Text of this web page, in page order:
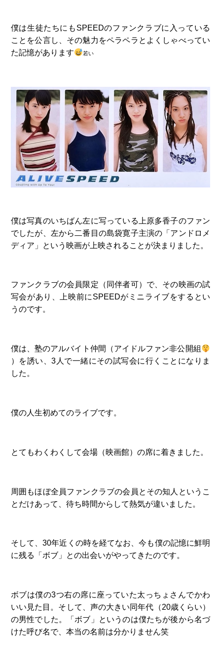
僕は生徒たちにもSPEEDのファンクラブに入っている
ことを公言し、その魅力をペラペラとよくしゃべってい
た記憶があります
若い
僕は写真のいちばん左に写っている上原多香子のファン
でしたが、左から二番目の島袋寛子主演の「アンドロメ
ディア」という映画が上映されることが決まりました。
ファンクラブの会員限定（同伴者可）で、その映画の試
写会があり、上映前にSPEEDがミニライブをするとい
うのです。
僕は、塾のアルバイト仲間（アイドルファン非公開組
）を誘い、3人で一緒にその試写会に行くことになりま
した。
僕の人生初めてのライブです。
とてもわくわくして会場（映画館）の席に着きました。
周囲もほぼ全員ファンクラブの会員とその知人というこ
とだけあって、待ち時間からして熱気が違いました。
そして、30年近くの時を経てなお、今も僕の記憶に鮮明
に残る「ボブ」との出会いがやってきたのです。
ボブは僕の3つ右の席に座っていた太っちょさんでかわ
いい見た目。そして、声の大きい同年代（20歳くらい）
の男性でした。「ボブ」というのは僕たちが後から名づ
けた呼び名で、本当の名前は分かりません笑